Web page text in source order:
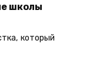
школы
который